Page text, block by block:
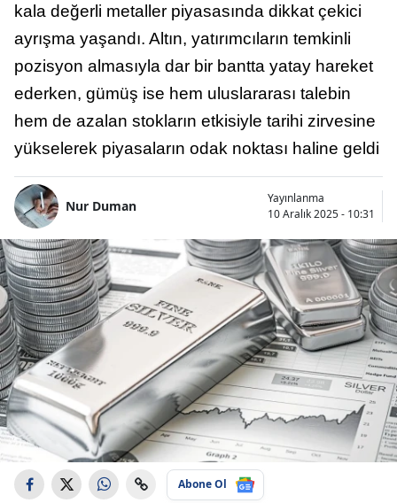
kala değerli metaller piyasasında dikkat çekici
ayrışma yaşandı. Altın, yatırımcıların temkinli
pozisyon almasıyla dar bir bantta yatay hareket
ederken, gümüş ise hem uluslararası talebin
hem de azalan stokların etkisiyle tarihi zirvesine
yükselerek piyasaların odak noktası haline geldi
Nur Duman
Yayınlanma
10 Aralık 2025 - 10:31
Abone Ol